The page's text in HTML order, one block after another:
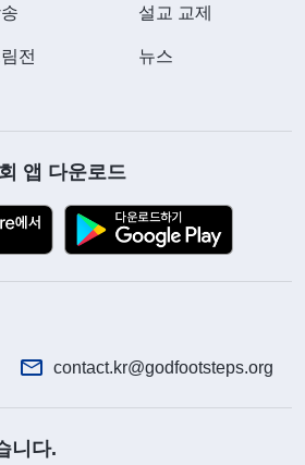
그가 하나님을 대적한다는 사
않았고 이 결혼을 놓을 수도
편이 친구들을 우르르 끌고는
다. 그들은 너나 할 것 없이 저
를까 봐 두려워 일단 남편을 따
밖에 없었습니다.
니며 집에 혼자 있지 못하게 했
설교 교제
전 뉴스
앱 다운로드
contact.kr@godfootsteps.org
니다.